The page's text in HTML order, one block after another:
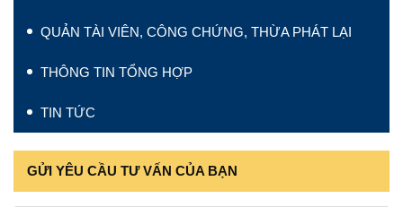
QUẢN TÀI VIÊN, CÔNG CHỨNG, THỪA PHÁT LẠI
THÔNG TIN TỔNG HỢP
TIN TỨC
GỬI YÊU CẦU TƯ VẤN CỦA BẠN